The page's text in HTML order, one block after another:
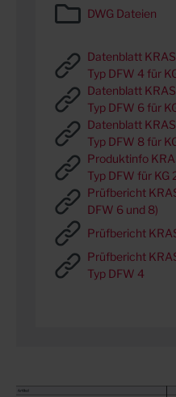
DWG Dateien
Datenblatt
Typ DFW 4 für
Datenblatt
Typ DFW 6 für
Datenblatt
Typ DFW 8 für
Produktinfo
Typ DFW für KG
Prüfbericht
DFW 6 und 8)
Prüfbericht
Prüfbericht
Typ DFW 4